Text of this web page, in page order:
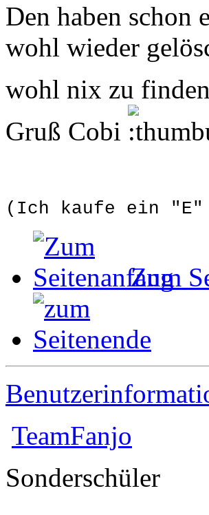
Den haben schon
wohl wieder
wohl nix zu finden
Gruß Cobi
(Ich kaufe ein "E"
Zum
TeamFanjo
Sonderschüler